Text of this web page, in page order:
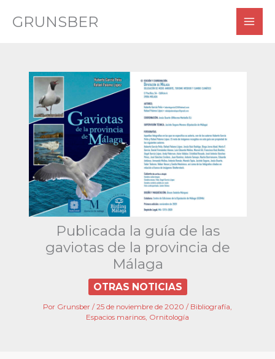
GRUNSBER
Publicada la guía de las
gaviotas de la provincia de
Málaga
OTRAS NOTICIAS
Por Grunsber / 25 de noviembre de 2020 / Bibliografía,
Espacios marinos, Ornitología